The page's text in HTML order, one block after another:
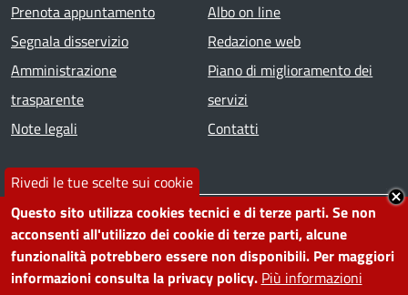
Rivedi le tue scelte sui cookie
Questo sito utilizza cookies tecnici e di terze parti. Se non
acconsenti all'utilizzo dei cookie di terze parti, alcune
funzionalità potrebbero essere non disponibili. Per maggiori
informazioni consulta la privacy policy. Più informazioni
Prenota appuntamento
Segnala disservizio
Amministrazione
trasparente
Note legali
Albo on line
Redazione web
Piano di miglioramento dei
servizi
Contatti
SEGUICI SU
Facebook
Instagram
YouTube
Telegram
WhatsApp
TwitterLinkedin
PRIVACY